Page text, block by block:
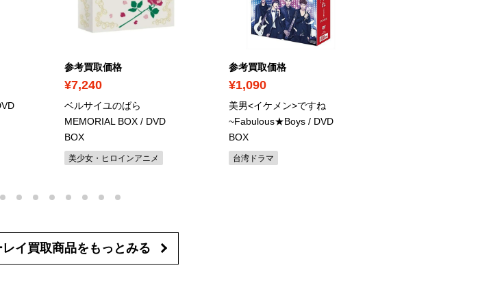
参考買取価格
¥7,240
ベルサイユのばら
MEMORIAL BOX / DVD
BOX
美少女・ヒロインアニメ
参考買取価格
¥1,090
美男<イケメン>ですね
~Fabulous★Boys / DVD
BOX
台湾ドラマ
イ買取商品を もっとみる